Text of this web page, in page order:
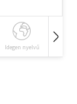
Idegen nyelvű